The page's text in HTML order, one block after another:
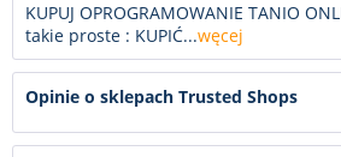
KUPUJ OPROGRAMOWANIE TANIO
takie proste : KUPIĆ...węcej
Opinie o sklepach Trusted Shops